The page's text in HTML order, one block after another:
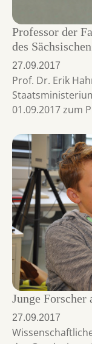
Professor der
des
27.09.2017
Prof. Dr. Erik
01.09.2017 zum
Junge
27.09.2017